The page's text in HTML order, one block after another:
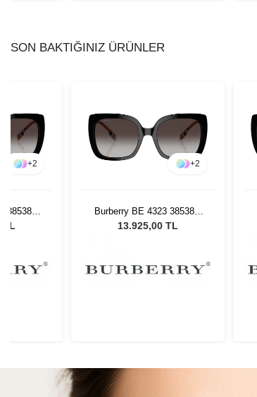
SON BAKTIĞINIZ ÜRÜNLER
+2
38538G
TL
+2
Burberry BE 4323 38538G
54 Kadın Güneş Gözlüğü
13.925,00 TL